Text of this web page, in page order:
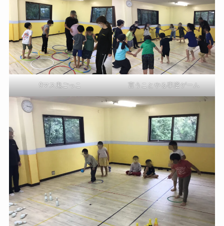
9マス鬼ごっこ 言うことやる事逆ゲーム